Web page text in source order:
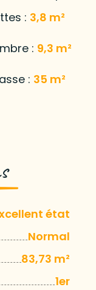
: 3,8 m²
: 9,3 m²
: 35 m²
état
Normal
83,73 m²
1er